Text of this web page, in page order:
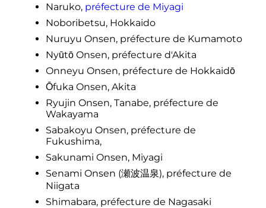
Naruko, préfecture de Miyagi
Noboribetsu, Hokkaido
Nuruyu Onsen, préfecture de Kumamoto
Nyūtō Onsen, préfecture d'Akita
Onneyu Onsen, préfecture de Hokkaidō
Ōfuka Onsen, Akita
Ryujin Onsen, Tanabe, préfecture de
Wakayama
Sabakoyu Onsen, préfecture de
Fukushima,
Sakunami Onsen, Miyagi
Senami Onsen (瀬波温泉), préfecture de
Niigata
Shimabara, préfecture de Nagasaki